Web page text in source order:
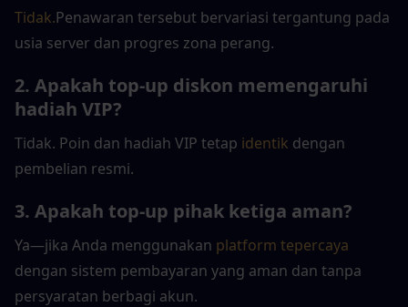
Tidak.Penawaran tersebut bervariasi tergantung pada
usia server dan progres zona perang.
2. Apakah top-up diskon memengaruhi
hadiah VIP?
Tidak. Poin dan hadiah VIP tetap identik dengan
pembelian resmi.
3. Apakah top-up pihak ketiga aman?
Ya—jika Anda menggunakan platform tepercaya
dengan sistem pembayaran yang aman dan tanpa
persyaratan berbagi akun.